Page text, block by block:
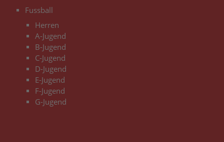
Fussball
Herren
A-Jugend
B-Jugend
C-Jugend
D-Jugend
E-Jugend
F-Jugend
G-Jugend